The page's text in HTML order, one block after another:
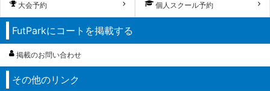
大会予約 個人スクール予約
FutParkにコートを掲載する
掲載のお問い合わせ
その他のリンク